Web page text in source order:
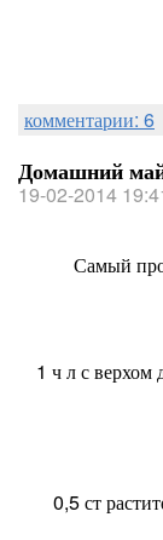
комментарии: 6
Домашний
19-02-2014
Самый
1 ч л с
0,5 ст